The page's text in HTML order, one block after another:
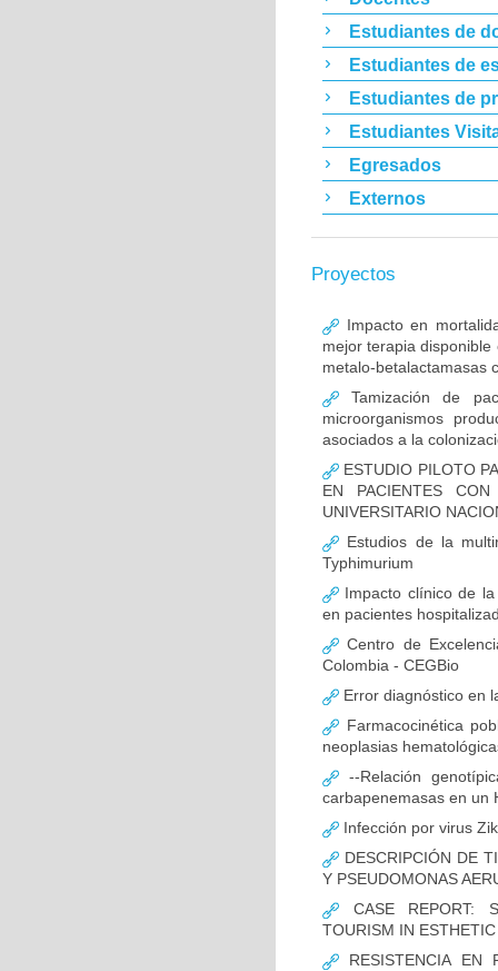
Estudiantes de
Estudiantes de
Estudiantes de
Estudiantes
Egresados
Externos
Proyectos
Impacto en
mejor terapia
metalo-betalactamasas
Tamización de
microorganismos
asociados a la
ESTUDIO PILOTO
EN PACIENTES
UNIVERSITARIO
Estudios de la
Typhimurium
Impacto clínico de
en pacientes
Centro de
Colombia - CEGBio
Error diagnóstico en
Farmacocinética
neoplasias
--Relación
carbapenemasas en un
Infección por virus
DESCRIPCIÓN DE
Y PSEUDOMONAS
CASE REPORT:
TOURISM IN
RESISTENCIA EN